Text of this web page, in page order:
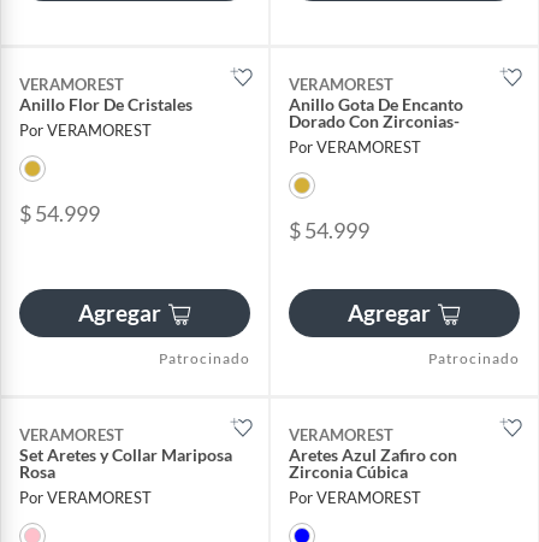
VERAMOREST
Anillo Flor De Cristales
Por VERAMOREST
$ 54.999
Agregar
Patrocinado
VERAMOREST
Anillo Gota De Encanto
Dorado Con Zirconias-
Por VERAMOREST
$ 54.999
Agregar
Patrocinado
VERAMOREST
Set Aretes y Collar Mariposa
Rosa
Por VERAMOREST
VERAMOREST
Aretes Azul Zafiro con
Zirconia Cúbica
Por VERAMOREST